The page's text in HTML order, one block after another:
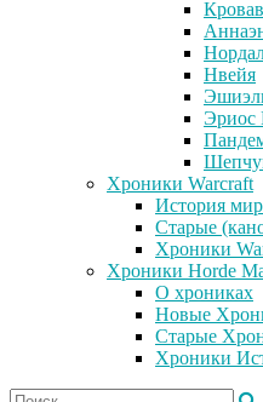
Нвейя
Эриос
Хроники Warcraft
История
Старые
Хроники
Хроники Horde
О хрониках
Новые
Старые
Хроники